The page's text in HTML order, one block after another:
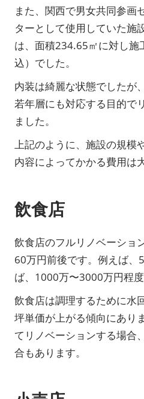
また、関西で男女共同参画
ターとして使用していた施
は、面積234.65㎡に対し施
込）でした。
内装は綺麗な状態でしたが
若年層にも対応する目的で
ました。
上記のように、施設の規模
内容によってかかる費用は
飲食店
飲食店のフルリノベーショ
60万円前後です。例えば、
ば、1000万〜3000万円程度
飲食店は調理するために水
坪単価が上がる傾向にあり
てリノベーションする場合
合もあります。